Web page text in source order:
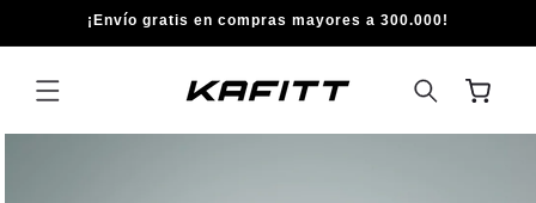
DIRECTAMENTE
AL CONTENIDO
¡Envío gratis en compras mayores a 300.000!
Carrito